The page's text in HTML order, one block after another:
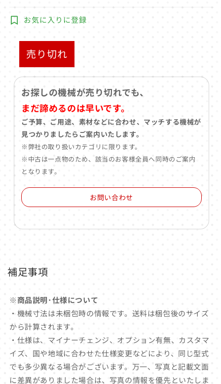
お気に入りに登録
売り切れ
お探しの機械が売り切れでも、
まだ諦めるのは早いです。
ご予算、ご用途、素材などに合わせ、マッチする機械が
見つかりましたらご案内いたします。
※弊社の取り扱いカテゴリに限ります。
※中古は一点物のため、該当のお客様全員へ同時のご案内
となります。
お問い合わせ
補足事項
※商品説明･仕様について
・機械寸法は未梱包時の情報です。送料は梱包後のサイズ
から計算されます。
・仕様は、マイナーチェンジ、オプション有無、カスタマ
イズ、国や地域に合わせた仕様変更などにより、同じ型式
でも多少異なる場合がございます。万一、写真と記載文面
に差異がありました場合は、写真の情報を優先といたしま